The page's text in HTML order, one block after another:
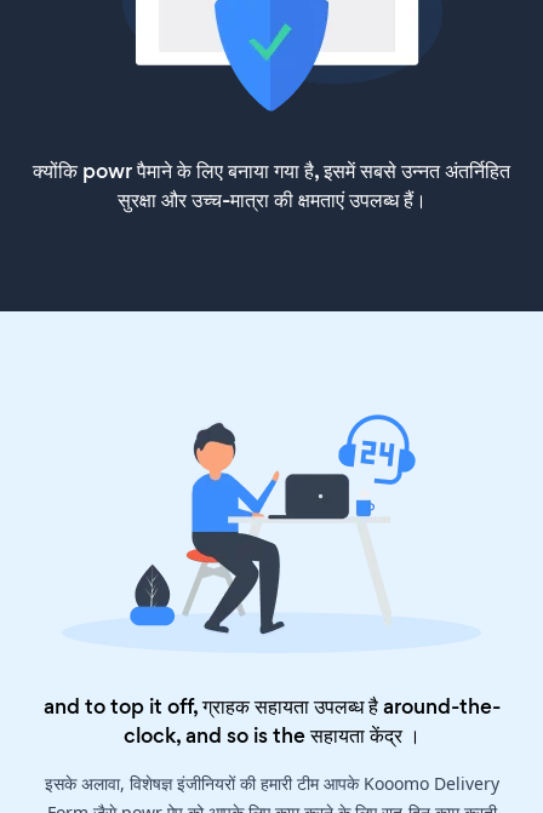
क्योंकि powr पैमाने के लिए बनाया गया है, इसमें सबसे उन्नत अंतर्निहित
सुरक्षा और उच्च-मात्रा की क्षमताएं उपलब्ध हैं।
and to top it off, ग्राहक सहायता उपलब्ध है around-the-
clock, and so is theसहायता केंद्र।
इसके अलावा, विशेषज्ञ इंजीनियरों की हमारी टीम आपके Kooomo Delivery